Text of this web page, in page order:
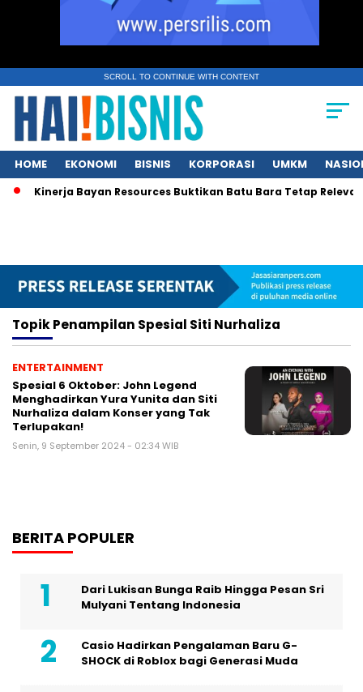
SCROLL TO CONTINUE WITH CONTENT
HOME EKONOMI BISNIS KORPORASI UMKM
Kinerja Bayan Resources Buktikan Batu Bara Tetap Relevan
TopikPenampilan Spesial Siti Nurhaliza
ENTERTAINMENT
Spesial 6 Oktober: John Legend
Menghadirkan Yura Yunita dan Siti
Nurhaliza dalam Konser yang Tak
Terlupakan!
Senin, 9 September 2024 - 02:34 WIB
BERITA POPULER
Dari Lukisan Bunga Raib Hingga Pesan Sri
Mulyani Tentang Indonesia
Casio Hadirkan Pengalaman Baru G-
SHOCK di Roblox bagi Generasi Muda